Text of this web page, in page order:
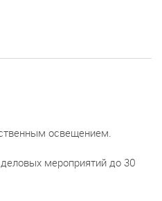
освещением.
мероприятий до 30